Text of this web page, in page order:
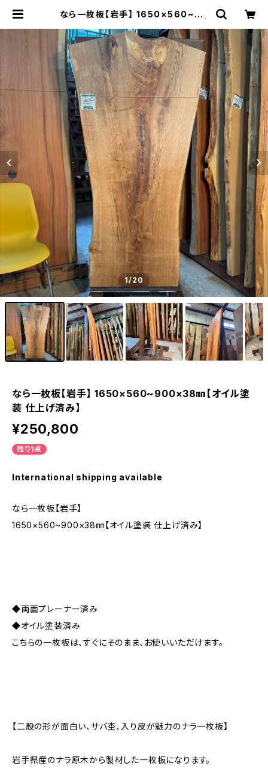
なら一枚板【岩手】 1650×560~90
木の店さんもく
1/20
なら一枚板【岩手】 1650×560~900×38㎜【オイル塗
装 仕上げ済み】
¥250,800
残り1点
International shipping available
なら一枚板【岩手】
1650×560~900×38㎜【オイル塗装 仕上げ済み】
◆両面プレーナー済み
◆オイル塗装済み
こちらの一枚板は、すぐにそのまま、お使いいただけます。
【二股の形が面白い、サバ杢、入り皮が魅力のナラ一枚板】
岩手県産のナラ原木から製材した一枚板になります。